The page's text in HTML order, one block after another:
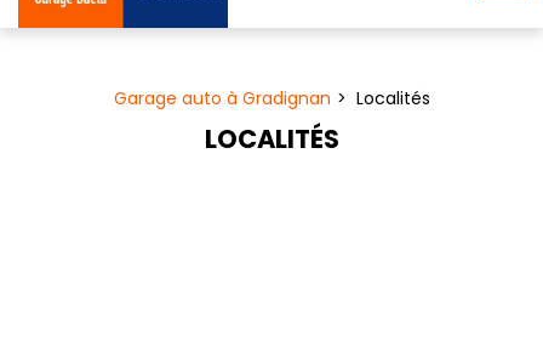
Garage auto à Gradignan Localités
LOCALITÉS